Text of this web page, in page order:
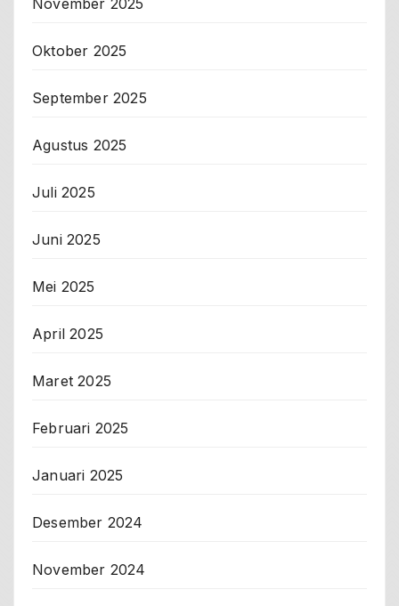
Oktober 2025
September 2025
Agustus 2025
Juli 2025
Juni 2025
Mei 2025
April 2025
Maret 2025
Februari 2025
Januari 2025
Desember 2024
November 2024